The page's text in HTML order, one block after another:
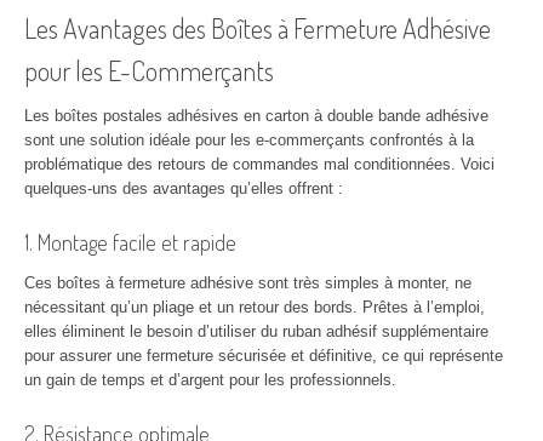
Les Avantages des Boîtes à Fermeture Adhésive
pour les E-Commerçants
Les boîtes postales adhésives en carton à double bande adhésive
sont une solution idéale pour les e-commerçants confrontés à la
problématique des retours de commandes mal conditionnées. Voici
quelques-uns des avantages qu’elles offrent :
1. Montage facile et rapide
Ces boîtes à fermeture adhésive sont très simples à monter, ne
nécessitant qu’un pliage et un retour des bords. Prêtes à l’emploi,
elles éliminent le besoin d’utiliser du ruban adhésif supplémentaire
pour assurer une fermeture sécurisée et définitive, ce qui représente
un gain de temps et d’argent pour les professionnels.
2. Résistance optimale